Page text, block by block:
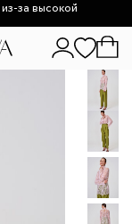
за высокой